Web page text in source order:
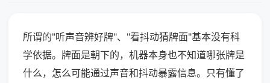
所谓的"听声音辨好牌"、"看抖动猜牌面"基本没有科
学依据。牌面是朝下的，机器本身也不知道哪张牌是
什么，怎么可能通过声音和抖动暴露信息。只有懂了